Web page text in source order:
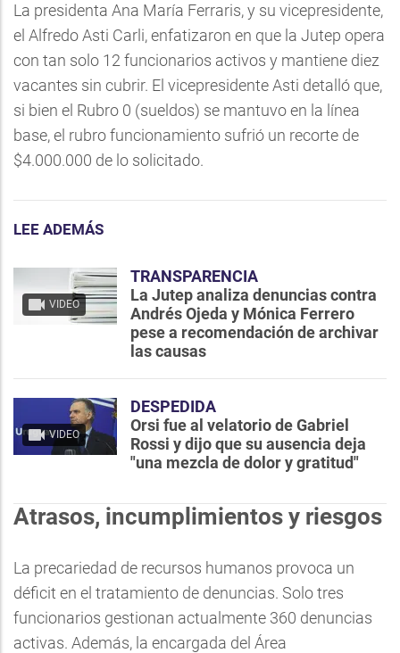
La presidenta Ana María Ferraris, y su vicepresidente,
el Alfredo Asti Carli, enfatizaron en que la Jutep opera
con tan solo 12 funcionarios activos y mantiene diez
vacantes sin cubrir. El vicepresidente Asti detalló que,
si bien el Rubro 0 (sueldos) se mantuvo en la línea
base, el rubro funcionamiento sufrió un recorte de
$4.000.000 de lo solicitado.
LEE ADEMÁS
VIDEO
TRANSPARENCIA
La Jutep analiza denuncias contra
Andrés Ojeda y Mónica Ferrero
pese a recomendación de archivar
las causas
VIDEO
DESPEDIDA
Orsi fue al velatorio de Gabriel
Rossi y dijo que su ausencia deja
"una mezcla de dolor y gratitud"
Atrasos, incumplimientos y riesgos
La precariedad de recursos humanos provoca un
déficit en el tratamiento de denuncias. Solo tres
funcionarios gestionan actualmente 360 denuncias
activas. Además, la encargada del Área